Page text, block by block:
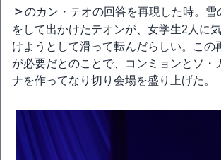
＞のカン・テオの回答を再現した時。雪
をして出かけたテオンが、女学生2人に
けようとして滑って転んだらしい。この
が必要だとのことで、コンミョンとソ・
ナを作ってなり切り会場を盛り上げた。